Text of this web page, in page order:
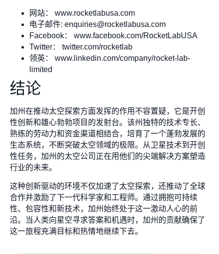
网站： www.rocketlabusa.com
电子邮件: enquiries@rocketlabusa.com
Facebook： www.facebook.com/RocketLabUSA
Twitter： twitter.com/rocketlab
领英： www.linkedin.com/company/rocket-lab-
limited
结论
加州在推动太空探索方面发挥的作用不容置疑，它是开创
性创新和雄心勃勃项目的发射台。该州独特的技术专长、
熟练的劳动力和资金渠道相结合，培育了一个蓬勃发展的
生态系统，不断突破太空领域的极限。从卫星技术到开创
性任务，加州的太空公司正在用他们的尖端解决方案塑造
行业的未来。
这种创新驱动的环境不仅加速了太空探索，还推动了全球
合作并激励了下一代科学家和工程师。通过拥抱可持续
性、包容性和新技术，加州始终处于这一激动人心的前
沿。当人类向星空寻求答案和机遇时，加州的贡献确保了
这一旅程充满目标和热情地继续下去。